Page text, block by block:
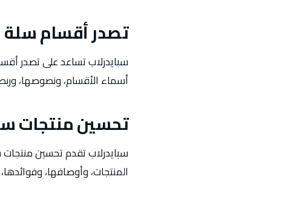
تصدر أقسام سلة
سبايدرلاب تساعد على تصدر
أسماء الأقسام، ونصوصها،
تحسين منتجات
سبايدرلاب تقدم تحسين
المنتجات، وأوصافها،